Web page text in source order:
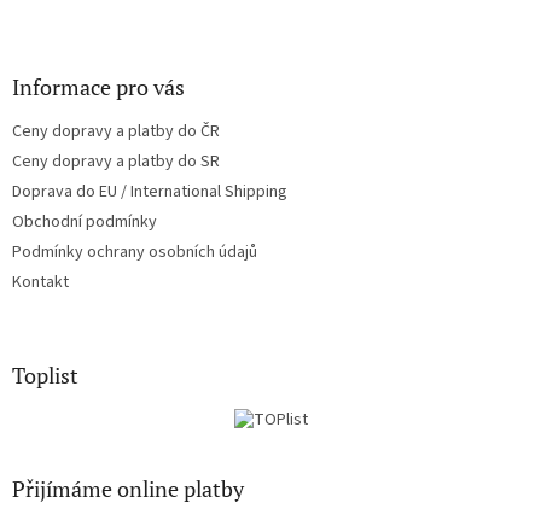
Informace pro vás
Ceny dopravy a platby do ČR
Ceny dopravy a platby do SR
Doprava do EU / International Shipping
Obchodní podmínky
Podmínky ochrany osobních údajů
Kontakt
Toplist
Přijímáme online platby